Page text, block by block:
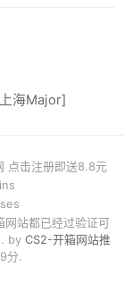
海Major]
点击注册即送8.8元
站都已经过验证可
by CS2-开箱网站推
分.